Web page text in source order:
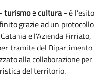
turismo e cultura- è l’esito
grazie ad un protocollo
e l’Azienda Firriato,
tramite del Dipartimento
alla collaborazione per
del territorio.